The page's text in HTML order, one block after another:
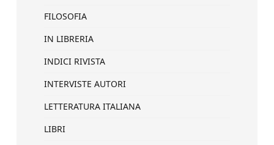
FILOSOFIA
IN LIBRERIA
INDICI RIVISTA
INTERVISTE AUTORI
LETTERATURA ITALIANA
LIBRI